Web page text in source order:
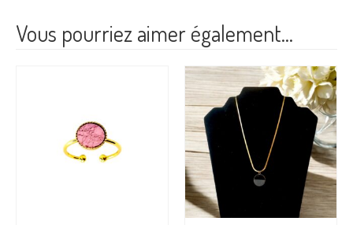
Vous pourriez aimer également…